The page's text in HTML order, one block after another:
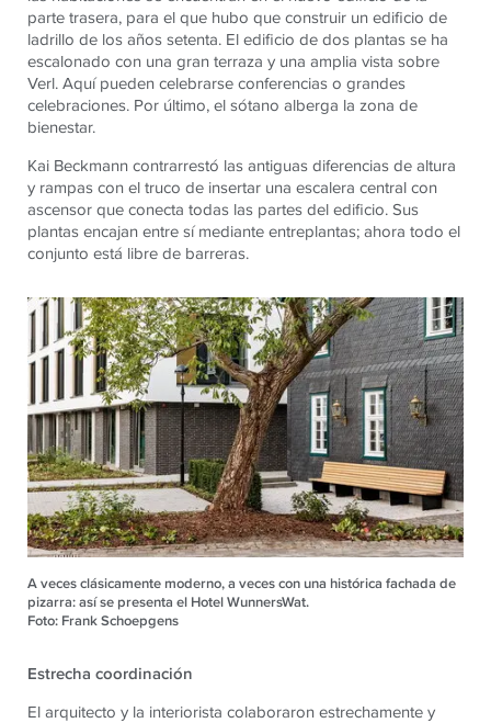
parte trasera, para el que hubo que construir un edificio de
ladrillo de los años setenta. El edificio de dos plantas se ha
escalonado con una gran terraza y una amplia vista sobre
Verl. Aquí pueden celebrarse conferencias o grandes
celebraciones. Por último, el sótano alberga la zona de
bienestar.
Kai Beckmann contrarrestó las antiguas diferencias de altura
y rampas con el truco de insertar una escalera central con
ascensor que conecta todas las partes del edificio. Sus
plantas encajan entre sí mediante entreplantas; ahora todo el
conjunto está libre de barreras.
A veces clásicamente moderno, a veces con una histórica fachada de
pizarra: así se presenta el Hotel WunnersWat.
Foto: Frank Schoepgens
Estrecha coordinación
El arquitecto y la interiorista colaboraron estrechamente y